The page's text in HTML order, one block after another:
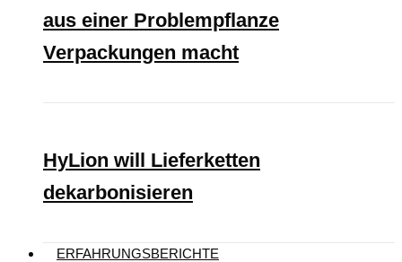
aus einer Problempflanze
Verpackungen macht
HyLion will Lieferketten
dekarbonisieren
ERFAHRUNGSBERICHTE